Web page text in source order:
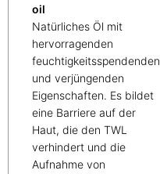
oil
Natürliches Öl mit
hervorragenden
feuchtigkeitsspendenden
und verjüngenden
Eigenschaften. Es bildet
eine Barriere auf der
Haut, die den TWL
verhindert und die
Aufnahme von